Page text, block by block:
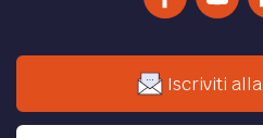
Iscriviti